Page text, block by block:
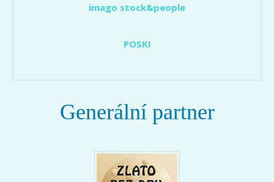
imago stock&people
POSKI
Generální partner